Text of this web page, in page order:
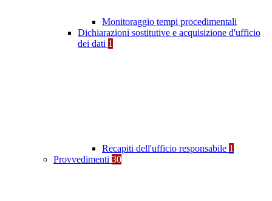
Monitoraggio tempi procedimentali
Dichiarazioni sostitutive e acquisizione d'ufficio
dei dati 1
Recapiti dell'ufficio responsabile 1
Provvedimenti 30